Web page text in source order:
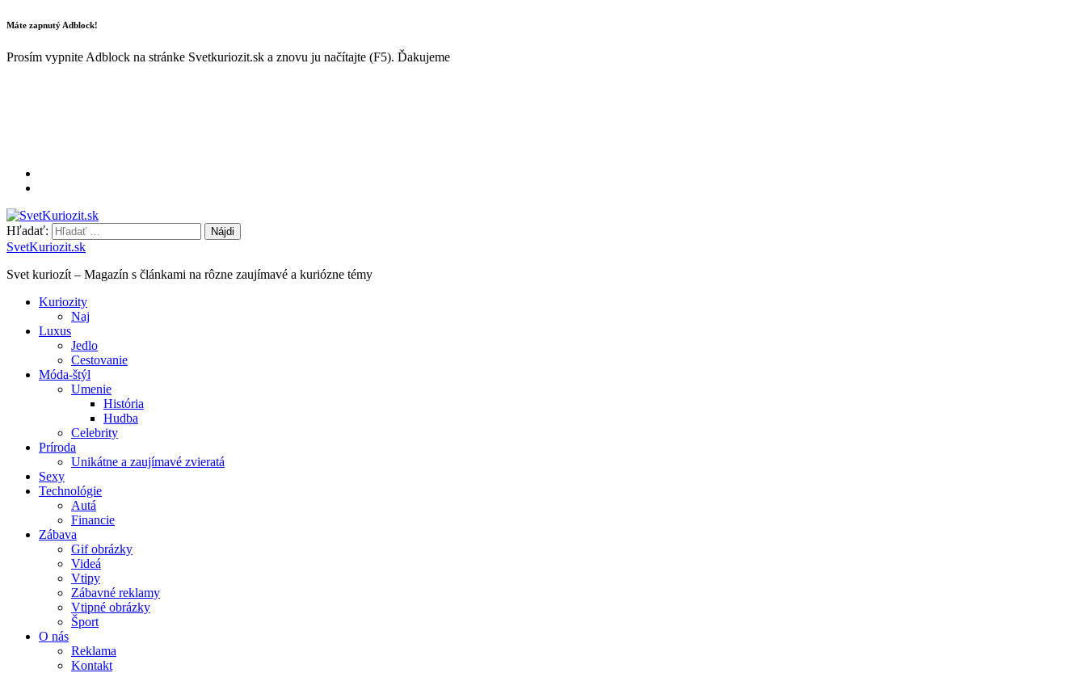
Máte zapnutý Adblock!
Prosím vypnite Adblock na stránke Svetkuriozit.sk a znovu ju načítajte (F5). Ďakujeme
Hľadať:
SvetKuriozit.sk
Svet kuriozít – Magazín s článkami na rôzne zaujímavé a kuriózne témy
Kuriozity
Naj
Luxus
Jedlo
Cestovanie
Móda-štýl
Umenie
História
Hudba
Celebrity
Príroda
Unikátne a zaujímavé zvieratá
Sexy
Technológie
Autá
Financie
Zábava
Gif obrázky
Videá
Vtipy
Zábavné reklamy
Vtipné obrázky
Šport
O nás
Reklama
Kontakt